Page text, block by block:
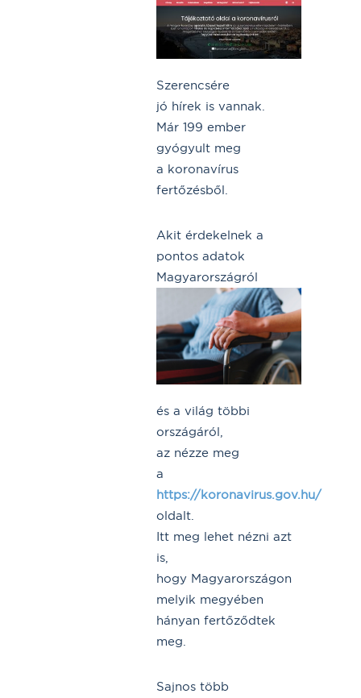
Szerencsére
jó hírek is vannak.
Már 199 ember
gyógyult meg
a koronavírus
fertőzésből.
Akit érdekelnek a
pontos adatok
Magyarországról
és a világ többi
országáról,
az nézze meg
a
https://koronavirus.gov.hu/
oldalt.
Itt meg lehet nézni azt
is,
hogy Magyarországon
melyik megyében
hányan fertőződtek
meg.
Sajnos több